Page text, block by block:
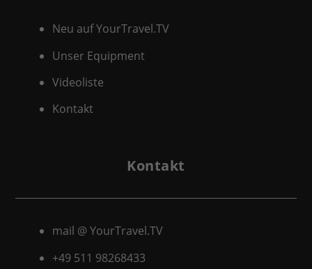
Neu auf YourTravel.TV
Unser Equipment
Videoliste
Kontakt
Kontakt
mail @ YourTravel.TV
+49 511 98268433